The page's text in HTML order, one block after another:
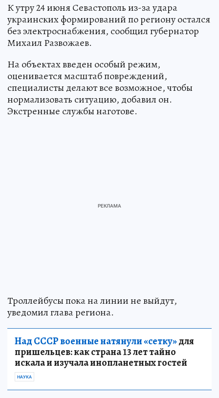
К утру 24 июня Севастополь из-за удара
украинских формирований по региону остался
без электроснабжения, сообщил губернатор
Михаил Развожаев.
На объектах введен особый режим,
оценивается масштаб повреждений,
специалисты делают все возможное, чтобы
нормализовать ситуацию, добавил он.
Экстренные службы наготове.
Троллейбусы пока на линии не выйдут,
уведомил глава региона.
Над СССР военные натянули «сетку»для
пришельцев: как страна 13 лет тайно
искала и изучала инопланетных гостей
НАУКА